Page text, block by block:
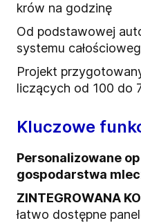
krów na godzinę
Od podstawowej
systemu
Projekt
liczących od 100 do
Kluczowe
Personalizowane
gospodarstwa
ZINTEGROWANA
łatwo dostępne